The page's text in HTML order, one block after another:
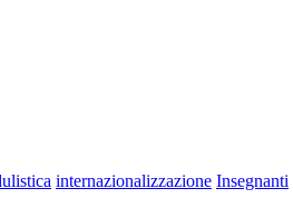
internazionalizzazione Insegnanti